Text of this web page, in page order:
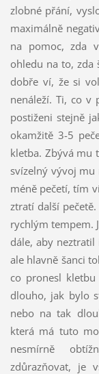
zlobné přání,
maximálně
na pomoc, zda
ohledu na to, zda
dobře ví, že si
nenáleží. Ti, co v
postiženi stejně
okamžitě 3-5
kletba. Zbývá mu
svízelný vývoj mu
méně pečetí, tím
ztratí další
rychlým tempem.
dále, aby
ale hlavně šanci
co pronesl
dlouho, jak bylo
nebo na tak
která má tuto
nesmírně
zdůrazňovat, je